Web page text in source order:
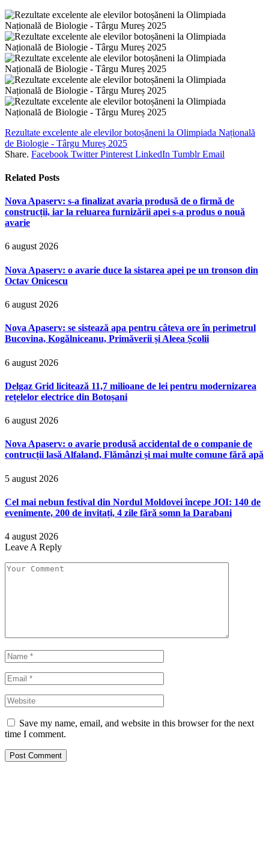
Rezultate excelente ale elevilor botoșăneni la Olimpiada Națională
de Biologie - Târgu Mureș 2025
Share. Facebook Twitter Pinterest LinkedIn Tumblr Email
Related Posts
Nova Apaserv: s-a finalizat avaria produsă de o firmă de
construcții, iar la reluarea furnizării apei s-a produs o nouă
avarie
6 august 2026
Nova Apaserv: o avarie duce la sistarea apei pe un tronson din
Octav Onicescu
6 august 2026
Nova Apaserv: se sistează apa pentru câteva ore în perimetrul
Bucovina, Kogălniceanu, Primăverii și Aleea Școlii
6 august 2026
Delgaz Grid licitează 11,7 milioane de lei pentru modernizarea
rețelelor electrice din Botoșani
6 august 2026
Nova Apaserv: o avarie produsă accidental de o companie de
contrucții lasă Alfaland, Flămânzi și mai multe comune fără apă
5 august 2026
Cel mai nebun festival din Nordul Moldovei începe JOI: 140 de
evenimente, 200 de invitați, 4 zile fără somn la Darabani
4 august 2026
Leave A Reply
Save my name, email, and website in this browser for the next
time I comment.